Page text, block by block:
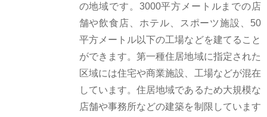
の地域です。3000平方メートルまでの店
舗や飲食店、ホテル、スポーツ施設、50
平方メートル以下の工場などを建てること
ができます。第一種住居地域に指定された
区域には住宅や商業施設、工場などが混在
しています。住居地域であるため大規模な
店舗や事務所などの建築を制限しています